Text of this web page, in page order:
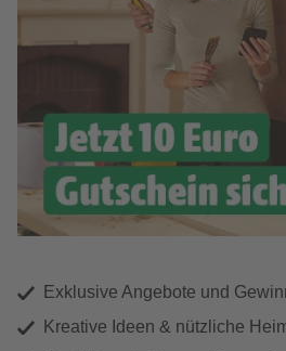
Exklusive Angebote und
Kreative Ideen & nützliche